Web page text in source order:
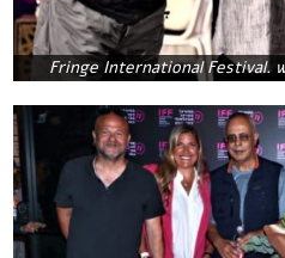
Fringe International Festival.